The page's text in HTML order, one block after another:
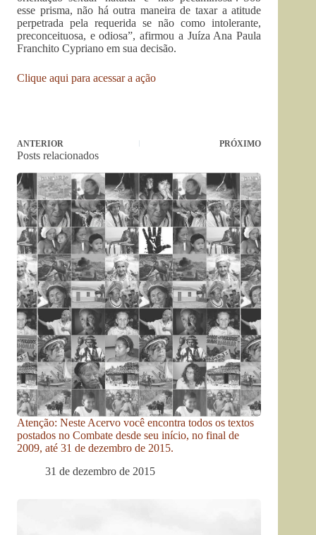
esse prisma, não há outra maneira de taxar a atitude
perpetrada pela requerida se não como intolerante,
preconceituosa, e odiosa”, afirmou a Juíza Ana Paula
Franchito Cypriano em sua decisão.
Clique aqui para acessar a ação
ANTERIOR PRÓXIMO
Posts relacionados
Atenção: Neste Acervo você encontra todos os textos
postados no Combate desde seu início, no final de
2009, até 31 de dezembro de 2015.
31 de dezembro de 2015